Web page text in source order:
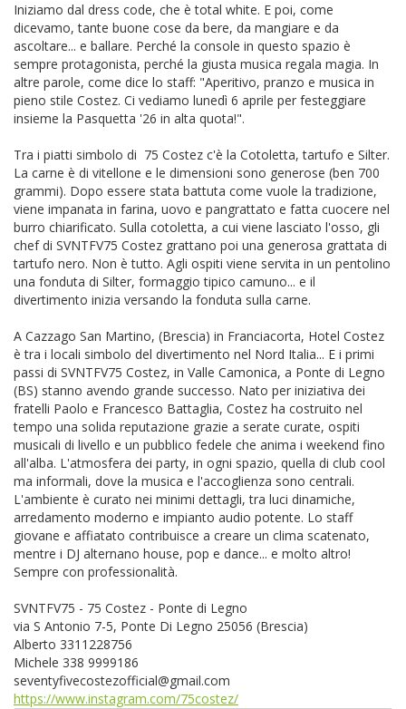
Iniziamo dal dress code, che è total white. E poi, come
dicevamo, tante buone cose da bere, da mangiare e da
ascoltare... e ballare. Perché la console in questo spazio è
sempre protagonista, perché la giusta musica regala magia. In
altre parole, come dice lo staff: "Aperitivo, pranzo e musica in
pieno stile Costez. Ci vediamo lunedì 6 aprile per festeggiare
insieme la Pasquetta '26 in alta quota!".
Tra i piatti simbolo di 75 Costez c'è la Cotoletta, tartufo e Silter.
La carne è di vitellone e le dimensioni sono generose (ben 700
grammi). Dopo essere stata battuta come vuole la tradizione,
viene impanata in farina, uovo e pangrattato e fatta cuocere nel
burro chiarificato. Sulla cotoletta, a cui viene lasciato l'osso, gli
chef di SVNTFV75 Costez grattano poi una generosa grattata di
tartufo nero. Non è tutto. Agli ospiti viene servita in un pentolino
una fonduta di Silter, formaggio tipico camuno... e il
divertimento inizia versando la fonduta sulla carne.
A Cazzago San Martino, (Brescia) in Franciacorta, Hotel Costez
è tra i locali simbolo del divertimento nel Nord Italia... E i primi
passi di SVNTFV75 Costez, in Valle Camonica, a Ponte di Legno
(BS) stanno avendo grande successo. Nato per iniziativa dei
fratelli Paolo e Francesco Battaglia, Costez ha costruito nel
tempo una solida reputazione grazie a serate curate, ospiti
musicali di livello e un pubblico fedele che anima i weekend fino
all'alba. L'atmosfera dei party, in ogni spazio, quella di club cool
ma informali, dove la musica e l'accoglienza sono centrali.
L'ambiente è curato nei minimi dettagli, tra luci dinamiche,
arredamento moderno e impianto audio potente. Lo staff
giovane e affiatato contribuisce a creare un clima scatenato,
mentre i DJ alternano house, pop e dance... e molto altro!
Sempre con professionalità.
SVNTFV75 - 75 Costez - Ponte di Legno
via S Antonio 7-5, Ponte Di Legno 25056 (Brescia)
Alberto 3311228756
Michele 338 9999186
seventyfivecostezofficial@gmail.com
https://www.instagram.com/75costez/